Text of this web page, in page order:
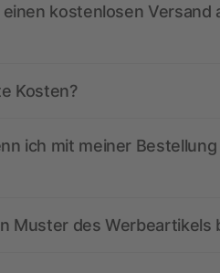
kostenlosen Versand
Kosten?
ich mit meiner
Muster des Werbeartikels